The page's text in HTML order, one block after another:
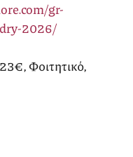
gr-
2026/
Φοιτητικό,